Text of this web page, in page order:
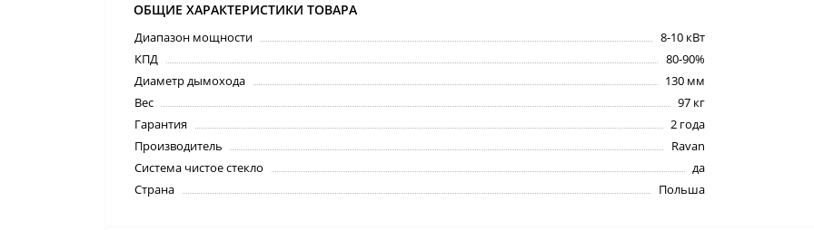
ОБЩИЕ ХАРАКТЕРИСТИКИ ТОВАРА
Диапазон мощности
8-10 кВт
КПД
80-90%
Диаметр дымохода
130 мм
Вес
97 кг
Гарантия
2 года
Производитель
Ravan
Система чистое стекло
да
Страна
Польша